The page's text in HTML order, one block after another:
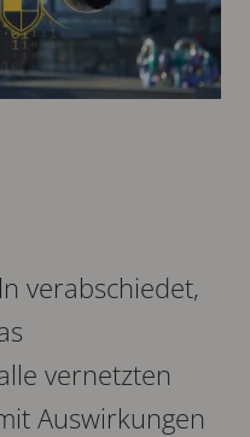
kopieren
verabschiedet,
vernetzten
Auswirkungen